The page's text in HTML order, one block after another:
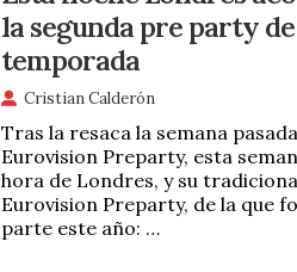
la segunda pre party
temporada
Cristian Calderón
Tras la resaca la semana
Eurovision Preparty, esta
hora de Londres, y su
Eurovision Preparty, de la que
parte este año: …